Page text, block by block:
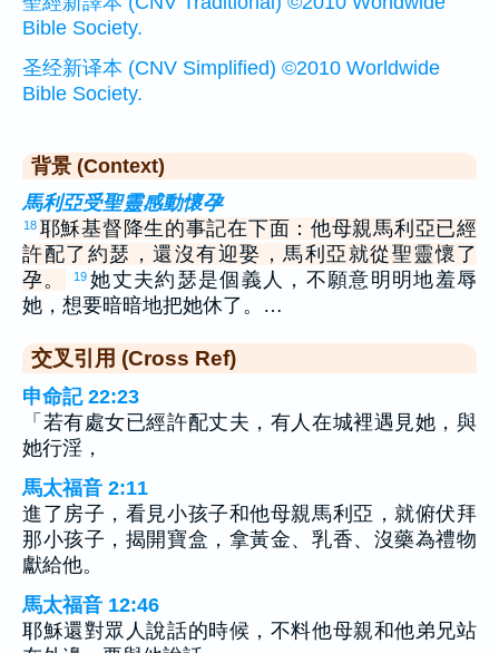
Bible Society.
圣经新译本 (CNV Simplified) ©2010 Worldwide
Bible Society.
背景 (Context)
馬利亞受聖靈感動懷孕
18 耶穌基督降生的事記在下面：他母親馬利亞已經
許配了約瑟，還沒有迎娶，馬利亞就從聖靈懷了
孕。
19 她丈夫約瑟是個義人，不願意明明地羞辱
她，想要暗暗地把她休了。…
交叉引用 (Cross Ref)
申命記 22:23
「若有處女已經許配丈夫，有人在城裡遇見她，與
她行淫，
馬太福音 2:11
進了房子，看見小孩子和他母親馬利亞，就俯伏拜
那小孩子，揭開寶盒，拿黃金、乳香、沒藥為禮物
獻給他。
馬太福音 12:46
耶穌還對眾人說話的時候，不料他母親和他弟兄站